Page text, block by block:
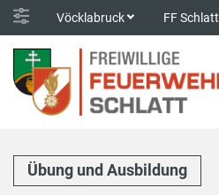
Vöcklabruck FF Schlatt
Übung und Ausbildung